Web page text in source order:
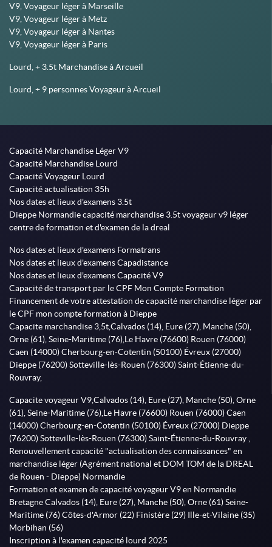
V9, Voyageur léger à Marseille
V9, Voyageur léger à Metz
V9, Voyageur léger à Nantes
V9, Voyageur léger à Paris
Lourd, + 3.5t Marchandise à Arcueil
Lourd, + 9 personnes Voyageur à Arcueil
Capacité Marchandise Léger V9
Capacité Marchandise Lourd
Capacité Voyageur Lourd
Capacité actualisation 35h
Nos dates et lieux d'examens 3.5t
Dieppe Normandie capacité marchandise 3.5t voyageur v9 léger
centre de formation et d'examen de la dreal
Nos dates et lieux d'examens Formatrans
Nos dates et lieux d'examens Capadistance
Nos dates et lieux d'examens Capacité V9
Capacité de transport par le CPF Mon Compte Formation
Financement de votre attestation de capacité marchandise léger par
le CPF mon compte formation à Dieppe
Capacite marchandise 3,5t,Calvados (14), Eure (27), Manche (50),
Orne (61), Seine-Maritime (76),Le Havre (76600) Rouen (76000)
Caen (14000) Cherbourg-en-Cotentin (50100) Évreux (27000)
Dieppe (76200) Sotteville-lès-Rouen (76300) Saint-Étienne-du-
Rouvray,
Capacite voyageur V9,Calvados (14), Eure (27), Manche (50), Orne
(61), Seine-Maritime (76),Le Havre (76600) Rouen (76000) Caen
(14000) Cherbourg-en-Cotentin (50100) Évreux (27000) Dieppe
(76200) Sotteville-lès-Rouen (76300) Saint-Étienne-du-Rouvray ,
Renouvellement capacité "actualisation des connaissances" en
marchandise léger (Agrément national et DOM TOM de la DREAL
de Rouen - Dieppe) Normandie
Formation et examen de capacité voyageur V9 en Normandie
Bretagne Calvados (14), Eure (27), Manche (50), Orne (61) Seine-
Maritime (76) Côtes-d'Armor (22) Finistère (29) Ille-et-Vilaine (35)
Morbihan (56)
Inscription à l'examen capacité lourd 2025